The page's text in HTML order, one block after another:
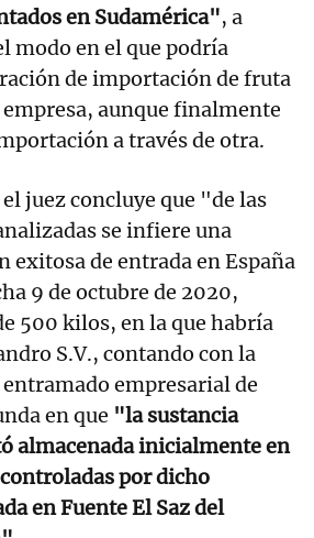
en Sudamérica", a
modo en el que podría
de importación de fruta
empresa, aunque finalmente
a través de otra.
juez concluye que "de las
se infiere una
exitosa de entrada en España
9 de octubre de 2020,
500 kilos, en la que habría
S.V., contando con la
empresarial de
en que "la sustancia
almacenada inicialmente en
por dicho
en Fuente El Saz del